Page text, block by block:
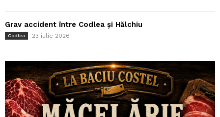
Grav accident între Codlea și Hălchiu
Codlea 23 iulie 2026